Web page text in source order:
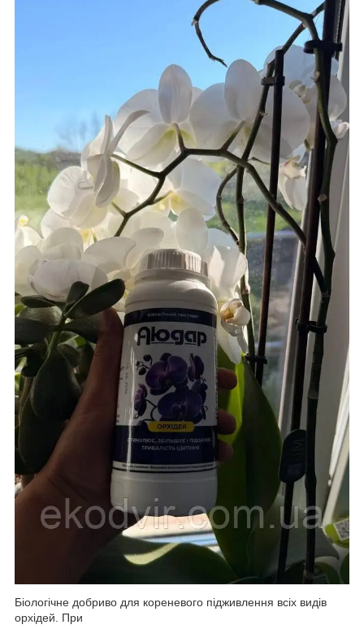
Біологічне добриво для кореневого підживлення всіх видів
орхідей. При